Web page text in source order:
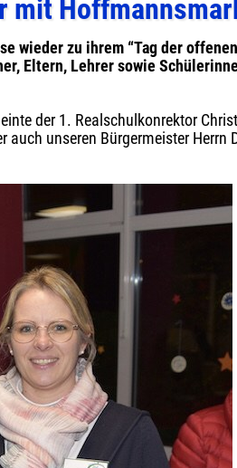
mit
wieder zu ihrem “Tag der
Eltern, Lehrer sowie
der 1. Realschulkonrektor
auch unseren Bürgermeister Herrn